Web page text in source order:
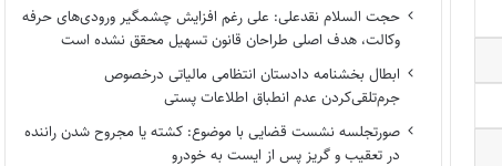
حجت السلام نقدعلی: علی رغم افزایش چشمگیر ورودی‌های حرفه
وکالت، هدف اصلی طراحان قانون تسهیل محقق نشده است
ابطال بخشنامه دادستان انتظامی مالیاتی درخصوص
جرم‌تلقی‌کردن عدم انطباق اطلاعات پستی
صورتجلسه نشست قضایی با موضوع: کشته یا مجروح شدن راننده
در تعقیب و گریز پس از ایست به خودرو